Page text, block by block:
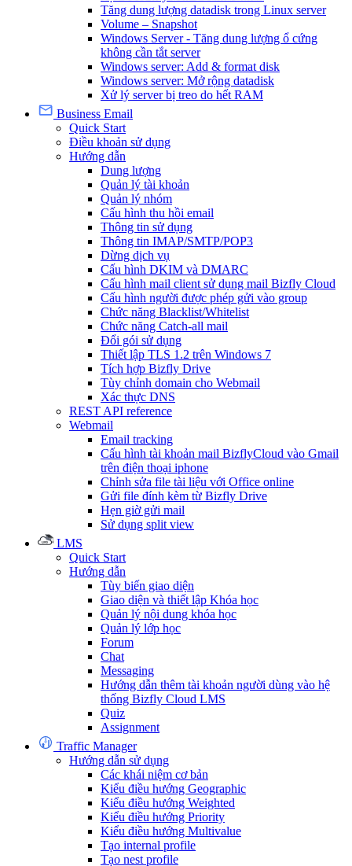
Tăng dung lượng datadisk trong Linux server
Volume – Snapshot
Windows Server - Tăng dung lượng ổ cứng
không cần tắt server
Windows server: Add & format disk
Windows server: Mở rộng datadisk
Xử lý server bị treo do hết RAM
Business Email
Quick Start
Điều khoản sử dụng
Hướng dẫn
Dung lượng
Quản lý tài khoản
Quản lý nhóm
Cấu hình thu hồi email
Thông tin sử dụng
Thông tin IMAP/SMTP/POP3
Dừng dịch vụ
Cấu hình DKIM và DMARC
Cấu hình mail client sử dụng mail Bizfly Cloud
Cấu hình người được phép gửi vào group
Chức năng Blacklist/Whitelist
Chức năng Catch-all mail
Đổi gói sử dụng
Thiết lập TLS 1.2 trên Windows 7
Tích hợp Bizfly Drive
Tùy chỉnh domain cho Webmail
Xác thực DNS
REST API reference
Webmail
Email tracking
Cấu hình tài khoản mail BizflyCloud vào Gmail
trên điện thoại iphone
Chỉnh sửa file tài liệu với Office online
Gửi file đính kèm từ Bizfly Drive
Hẹn giờ gửi mail
Sử dụng split view
LMS
Quick Start
Hướng dẫn
Tùy biến giao diện
Giao diện và thiết lập Khóa học
Quản lý nội dung khóa học
Quản lý lớp học
Forum
Chat
Messaging
Hướng dẫn thêm tài khoản người dùng vào hệ
thống Bizfly Cloud LMS
Quiz
Assignment
Traffic Manager
Hướng dẫn sử dụng
Các khái niệm cơ bản
Kiểu điều hướng Geographic
Kiểu điều hướng Weighted
Kiểu điều hướng Priority
Kiểu điều hướng Multivalue
Tạo internal profile
Tạo nest profile